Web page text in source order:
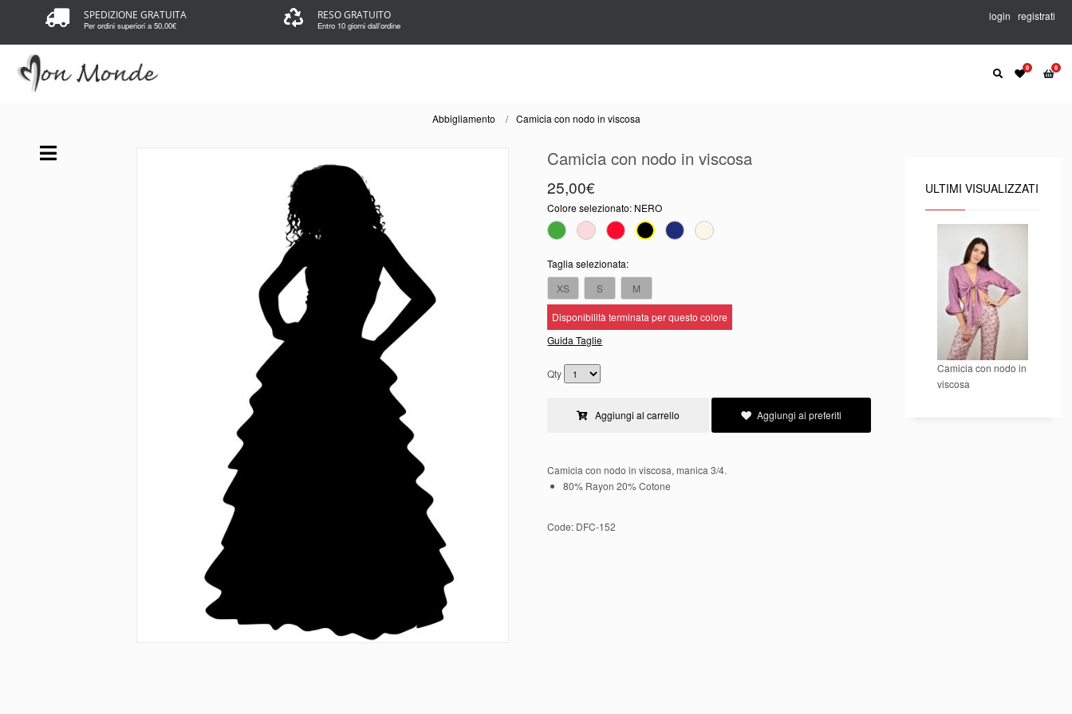
SPEDIZIONE GRATUITA
Per ordini superiori a 50,00€
RESO GRATUITO
Entro 10 giorni dall'ordine
login registrati
Abbigliamento Camicia con nodo in viscosa
Camicia con nodo in viscosa
25,00€
Colore selezionato: NERO
Taglia selezionata:
XS
S M
Disponibilità terminata per questo colore
Guida Taglie
Qty
Aggiungi al carrello Aggiungi ai preferiti
Camicia con nodo in viscosa, manica 3/4.
80% Rayon 20% Cotone
Code: DFC-152
ULTIMI VISUALIZZATI
Camicia con nodo in
viscosa